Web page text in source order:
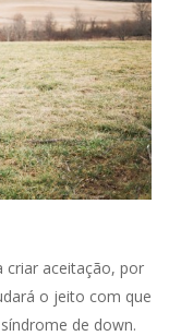
criar aceitação, por
o jeito com que
de down.